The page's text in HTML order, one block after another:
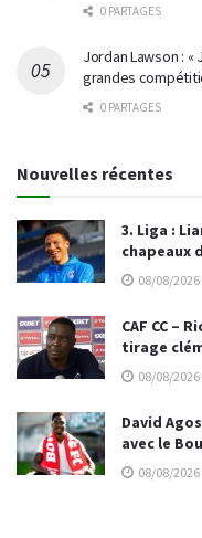
0 PARTAGES
Jordan Lawson :
grandes
0 PARTAGES
Nouvelles récentes
3. Liga :
chapeaux
08/08/2026
CAF CC –
tirage
08/08/2026
David
avec le
08/08/2026